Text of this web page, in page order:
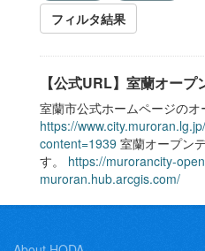
フィルタ結果
【公式URL】室蘭オー
室蘭市公式ホームページの
https://
content=1939 室蘭オープン
す。 https://murorancity-
muroran.hub.arcgis.com/